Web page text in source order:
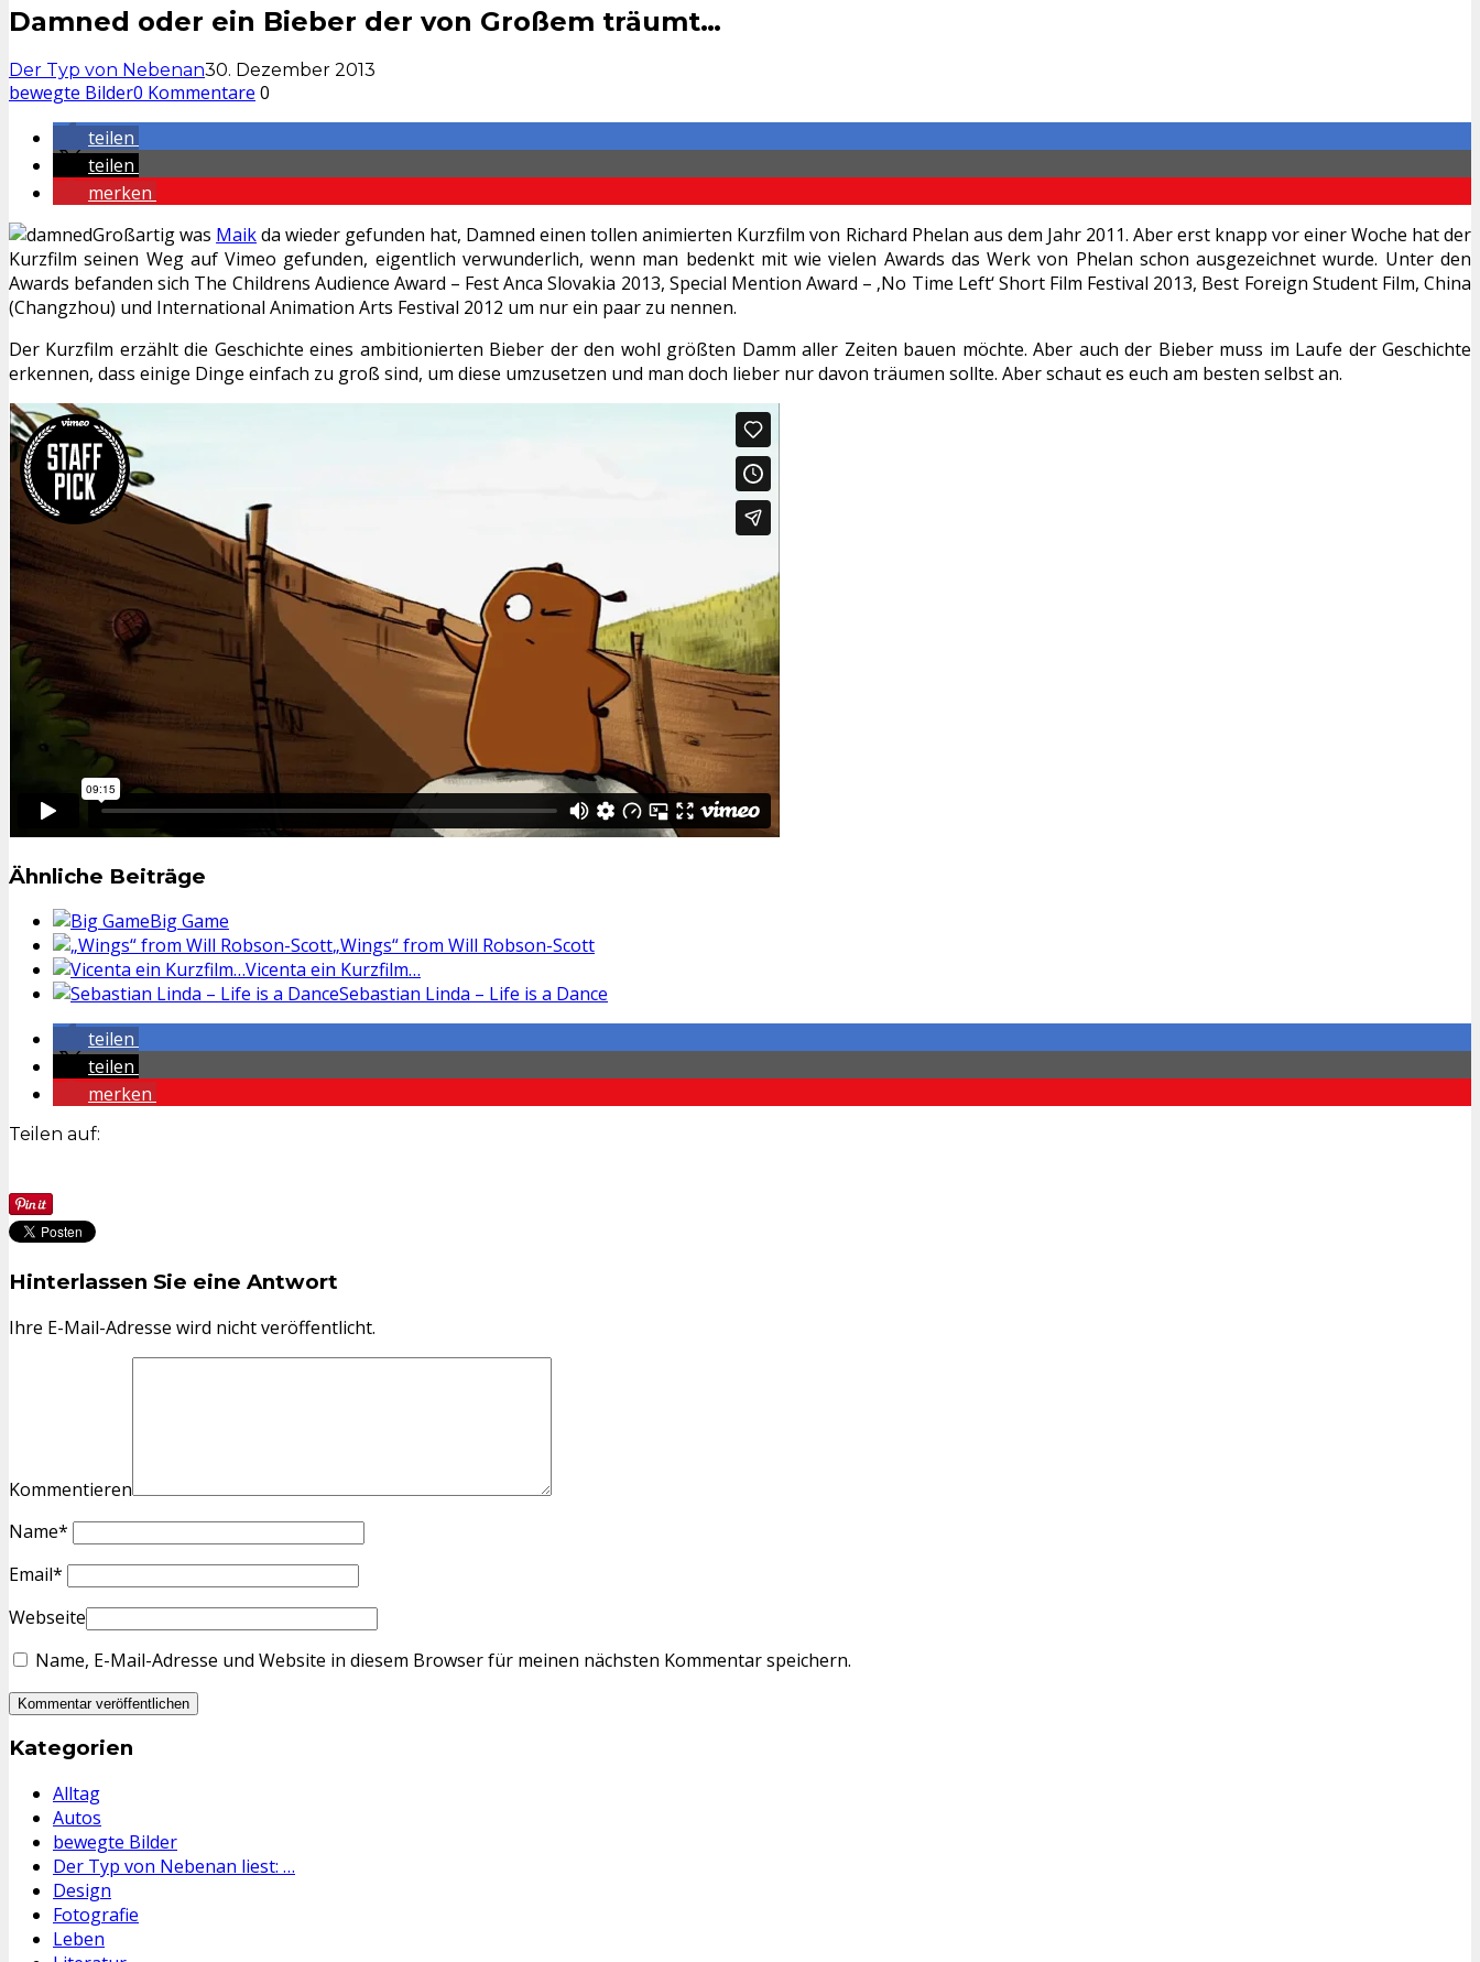
Damned oder ein Bieber der von Großem träumt…
Der Typ von Nebenan30. Dezember 2013
bewegte Bilder0 Kommentare 0
teilen
teilen
merken
Großartig was Maikda wieder gefunden hat, Damned einen tollen animierten Kurzfilm von Richard Phelan aus dem Jahr 2011. Aber erst knapp vor einer Woche hat der
Kurzfilm seinen Weg auf Vimeo gefunden, eigentlich verwunderlich, wenn man bedenkt mit wie vielen Awards das Werk von Phelan schon ausgezeichnet wurde. Unter den
Awards befanden sich The Childrens Audience Award – Fest Anca Slovakia 2013, Special Mention Award – ‚No Time Left‘ Short Film Festival 2013, Best Foreign Student Film, China
(Changzhou) und International Animation Arts Festival 2012 um nur ein paar zu nennen.
Der Kurzfilm erzählt die Geschichte eines ambitionierten Bieber der den wohl größten Damm aller Zeiten bauen möchte. Aber auch der Bieber muss im Laufe der Geschichte
erkennen, dass einige Dinge einfach zu groß sind, um diese umzusetzen und man doch lieber nur davon träumen sollte. Aber schaut es euch am besten selbst an.
Ähnliche Beiträge
Big Game
„Wings“ from Will Robson-Scott
Vicenta ein Kurzfilm…
Sebastian Linda – Life is a Dance
teilen
teilen
merken
Teilen auf:
Hinterlassen Sie eine Antwort
Ihre E-Mail-Adresse wird nicht veröffentlicht.
Kommentieren
Name*
Email*
Webseite
Name, E-Mail-Adresse und Website in diesem Browser für meinen nächsten Kommentar speichern.
Kategorien
Alltag
Autos
bewegte Bilder
Der Typ von Nebenan liest: …
Design
Fotografie
Leben